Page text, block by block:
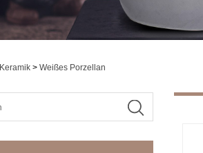
Keramik > Weißes Porzellan